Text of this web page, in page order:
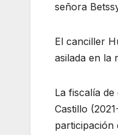
señora
El canciller
asilada en la
La fiscalía
Castillo
participación